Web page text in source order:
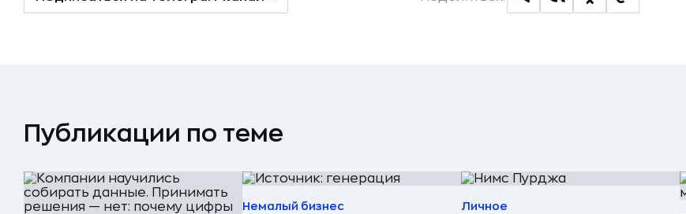
Публикации по теме
Немалый бизнес Личное